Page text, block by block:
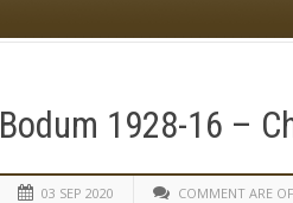
Bodum 1928-16 –
03 SEP 2020 COMMENT ARE